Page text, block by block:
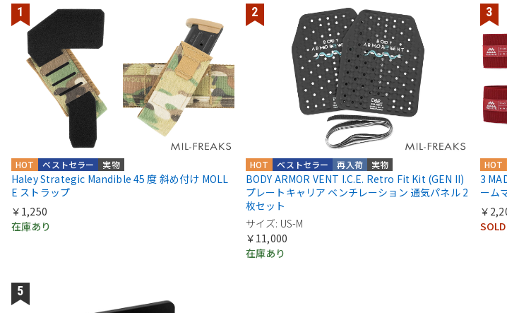
実物
ベストセラー
HOT
Haley Strategic Mandible 45 度 斜め付け MOLL
E ストラップ
￥1,250
在庫あり
実物
再入荷
ベストセラー
HOT
BODY ARMOR VENT I.C.E. Retro Fit Kit (GEN II)
プレートキャリア ベンチレーション 通気パネル 2
枚セット
サイズ: US-M
￥11,000
在庫あり
HOT
3
ーム
￥